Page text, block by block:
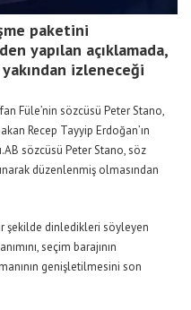
paketini
yapılan açıklamada,
izleneceği
Füle’nin sözcüsü Peter Stano,
Recep Tayyip Erdoğan’ın
sözcüsü Peter Stano, söz
düzenlenmiş olmasından
şekilde dinledikleri söyleyen
seçim barajının
genişletilmesini son